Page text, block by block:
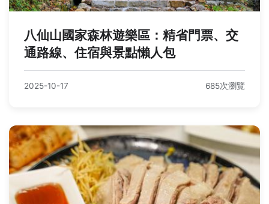
八仙山國家森林遊樂區：精省門票、交
通路線、住宿與景點懶人包
2025-10-17 685次瀏覽